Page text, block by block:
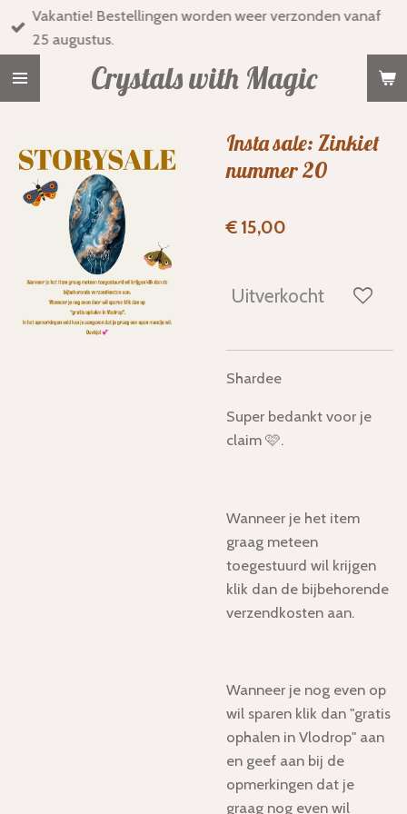
Ga
direct
Crystals with Magic
Vakantie! Bestellingen worden weer verzonden vanaf
25 augustus.
Insta sale: Zinkiet
nummer 20
€ 15,00
Uitverkocht
Shardee
Super bedankt voor je
claim 🩷.
Wanneer je het item
graag meteen
toegestuurd wil krijgen
klik dan de bijbehorende
verzendkosten aan.
Wanneer je nog even op
wil sparen klik dan "gratis
ophalen in Vlodrop" aan
en geef aan bij de
opmerkingen dat je
graag nog even wil